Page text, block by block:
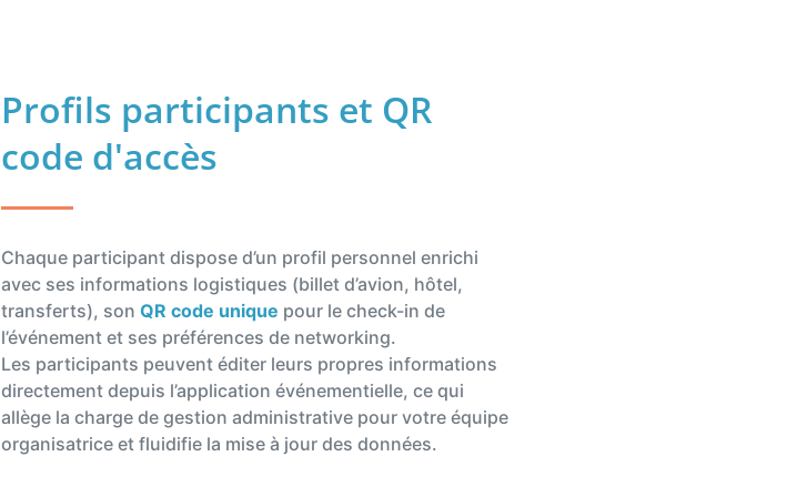
Profils participants et QR
code d'accès
Chaque participant dispose d’un profil personnel enrichi
avec ses informations logistiques (billet d’avion, hôtel,
transferts), son QR code unique pour le check-in de
l’événement et ses préférences de networking.
Les participants peuvent éditer leurs propres informations
directement depuis l’application événementielle, ce qui
allège la charge de gestion administrative pour votre équipe
organisatrice et fluidifie la mise à jour des données.